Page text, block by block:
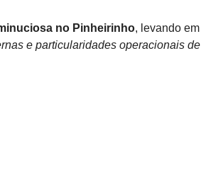
no Pinheirinho, levando em
e particularidades operacionais de